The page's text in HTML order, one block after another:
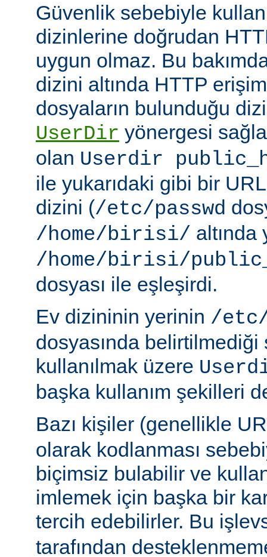
Güvenlik sebebiyle
dizinlerine doğrudan
uygun olmaz. Bu
dizini altında HTTP
dosyaların bulunduğu
UserDir yönergesi
olan Userdir
ile yukarıdaki gibi bir URL
dizini (/etc/passwd
/home/birisi/ altında
/home/birisi/
dosyası ile eşleşirdi.
Ev dizininin yerinin /etc/
dosyasında belirtilmediği
kullanılmak üzere
başka kullanım şekilleri
Bazı kişiler (genellikle
olarak kodlanması
biçimsiz bulabilir ve
imlemek için başka bir
tercih edebilirler. Bu
tarafından